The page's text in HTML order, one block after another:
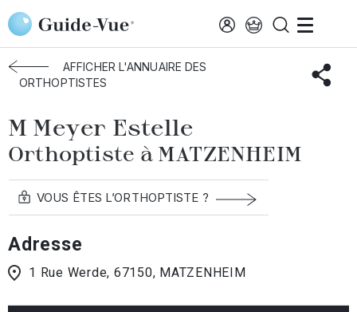
Aller au contenu principal
Accueil Annuaire des orthoptistes Matzenheim Meyer Estelle
AFFICHER L'ANNUAIRE DES
ORTHOPTISTES
M Meyer Estelle
Orthoptiste à MATZENHEIM
VOUS ÊTES L’ORTHOPTISTE ?
Adresse
1 Rue Werde, 67150, MATZENHEIM